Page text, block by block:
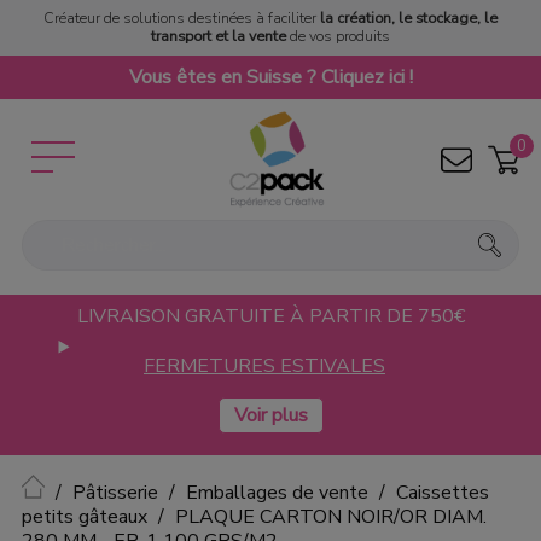
Créateur de solutions destinées à faciliter la création, le stockage, le
transport et la ventede vos produits
Vous êtes en Suisse ? Cliquez ici !
0
LIVRAISON GRATUITE À PARTIR DE 750€
FERMETURES ESTIVALES
Accueil
Pâtisserie Emballages de vente
Caissettes
petits gâteaux
PLAQUE CARTON NOIR/OR DIAM.